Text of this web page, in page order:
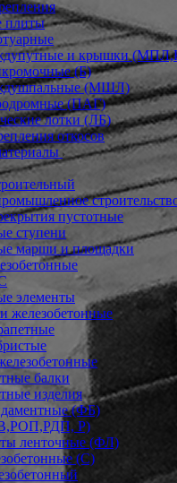
плиты
и крышки
(Б)
(МШЛ)
(ПАГ)
лотки (ЛБ)
откосов
пустотные
ступени
марши и площадки
элементы
железобетонные
балки
изделия
(ФБ)
Р)
ленточные (ФЛ)
(С)